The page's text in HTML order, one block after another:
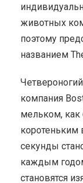
животных
поэтому
названием
компания
мельком, как
коротеньким
секунды
каждым
становятся